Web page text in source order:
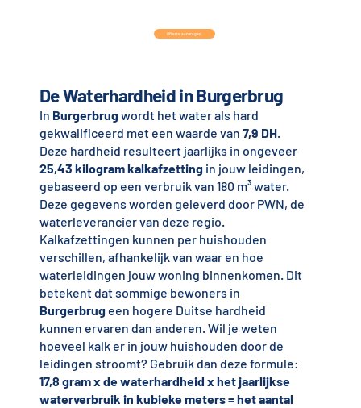
De Waterhardheid inBurgerbrug
In Burgerbrugwordt het water als hard
gekwalificeerd met een waarde van 7,9 DH.
Deze hardheid resulteert jaarlijks in ongeveer
25,43 kilogram kalkafzettingin jouw leidingen,
gebaseerd op een verbruik van 180 m³ water.
Deze gegevens worden geleverd door PWN, de
waterleverancier van deze regio.
Kalkafzettingen kunnen per huishouden
verschillen, afhankelijk van waar en hoe
waterleidingen jouw woning binnenkomen. Dit
betekent dat sommige bewoners in
Burgerbrugeen hogere Duitse hardheid
kunnen ervaren dan anderen. Wil je weten
hoeveel kalk er in jouw huishouden door de
leidingen stroomt? Gebruik dan deze formule:
17,8 gram x de waterhardheid x het jaarlijkse
waterverbruik in kubieke meters = het aantal
Offerte aanvragen